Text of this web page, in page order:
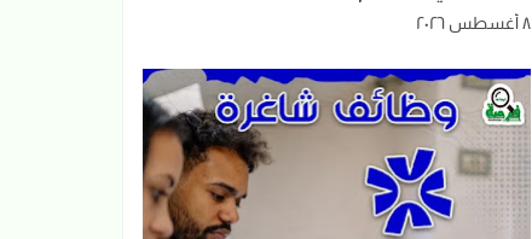
٨ أغسطس ٢٠٢٦